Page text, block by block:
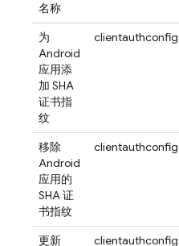
名称
为
Android
应用添
加 SHA
证书指
纹
移除
Android
应用的
SHA 证
书指纹
更新